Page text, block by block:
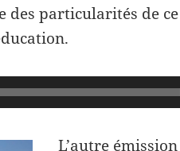
des particularités de
L’autre